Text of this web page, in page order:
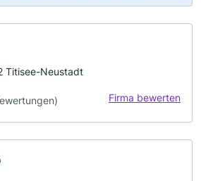
Titisee-Neustadt
Firma bewerten